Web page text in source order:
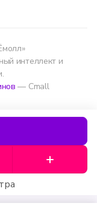
интеллект и
— Cmall
улучшения